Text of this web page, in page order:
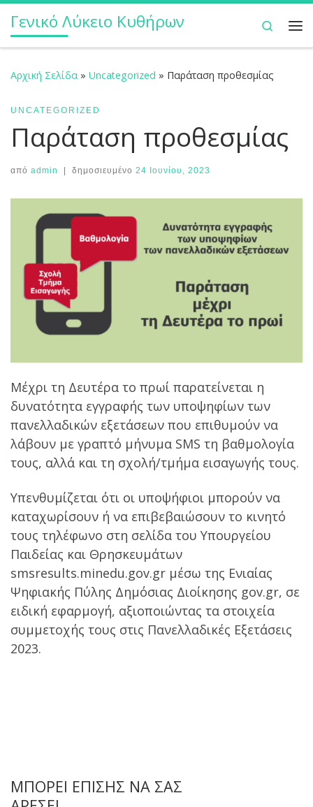
Μετάβαση στο περιεχόμενο
Γενικό Λύκειο Κυθήρων
Search
Αρχική Σελίδα » Uncategorized » Παράταση προθεσμίας
UNCATEGORIZED
Παράταση προθεσμίας
από admin | δημοσιευμένο 24 Ιουνίου, 2023
Μέχρι τη Δευτέρα το πρωί παρατείνεται η
δυνατότητα εγγραφής των υποψηφίων των
πανελλαδικών εξετάσεων που επιθυμούν να
λάβουν με γραπτό μήνυμα SMS τη βαθμολογία
τους, αλλά και τη σχολή/τμήμα εισαγωγής τους.
Υπενθυμίζεται ότι οι υποψήφιοι μπορούν να
καταχωρίσουν ή να επιβεβαιώσουν το κινητό
τους τηλέφωνο στη σελίδα του Υπουργείου
Παιδείας και Θρησκευμάτων
smsresults.minedu.gov.gr μέσω της Ενιαίας
Ψηφιακής Πύλης Δημόσιας Διοίκησης gov.gr, σε
ειδική εφαρμογή, αξιοποιώντας τα στοιχεία
συμμετοχής τους στις Πανελλαδικές Εξετάσεις
2023.
ΜΠΟΡΕΊ ΕΠΊΣΗΣ ΝΑ ΣΑΣ